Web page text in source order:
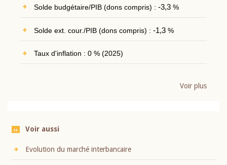
Solde budgétaire/PIB (dons compris) : -3,3%
Solde ext. cour./PIB (dons compris) : -1,3%
Taux d'inflation : 0 % (2025)
Voir plus
Voir aussi
Evolution du marché interbancaire